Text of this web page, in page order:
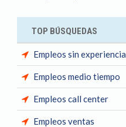
TOP BÚSQUEDAS
Empleos sin experiencia
Empleos medio tiempo
Empleos call center
Empleos ventas